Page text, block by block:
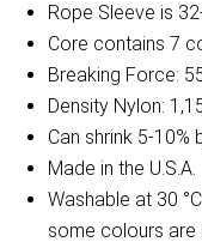
Rope Sleeve is
Core contains 7
Breaking Force:
Density Nylon:
Can shrink 5-10%
Made in the U.S.A.
Washable at 30
some colours are